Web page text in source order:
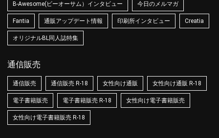
B-Awesome(ビーオーサム）インタビュー 今日のメルマガ
Fantia 通販アップデート情報 印刷所インタビュー Creatia
オリジナルBL同人誌特集
通信販売
通信販売 通信販売 R-18 女性向け通販 女性向け通販 R-18
電子書籍販売 電子書籍販売 R-18 女性向け電子書籍販売
女性向け電子書籍販売 R-18